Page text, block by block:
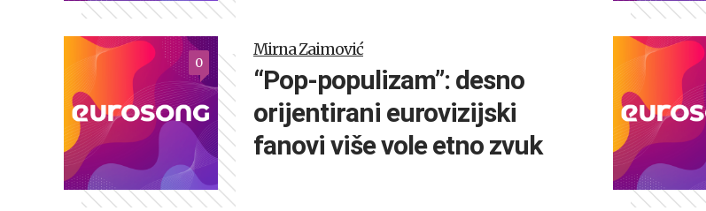
0
Mirna Zaimović
“Pop-populizam”: desno
orijentirani eurovizijski
fanovi više vole etno zvuk